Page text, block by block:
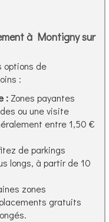
à Montigny sur
options de
:
: Zones payantes
ou une visite
entre 1,50 €
de parkings
longs, à partir de 10
zones
gratuits